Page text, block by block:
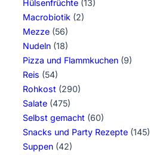
Hülsenfrüchte (13)
Macrobiotik (2)
Mezze (56)
Nudeln (18)
Pizza und Flammkuchen (9)
Reis (54)
Rohkost (290)
Salate (475)
Selbst gemacht (60)
Snacks und Party Rezepte (145)
Suppen (42)